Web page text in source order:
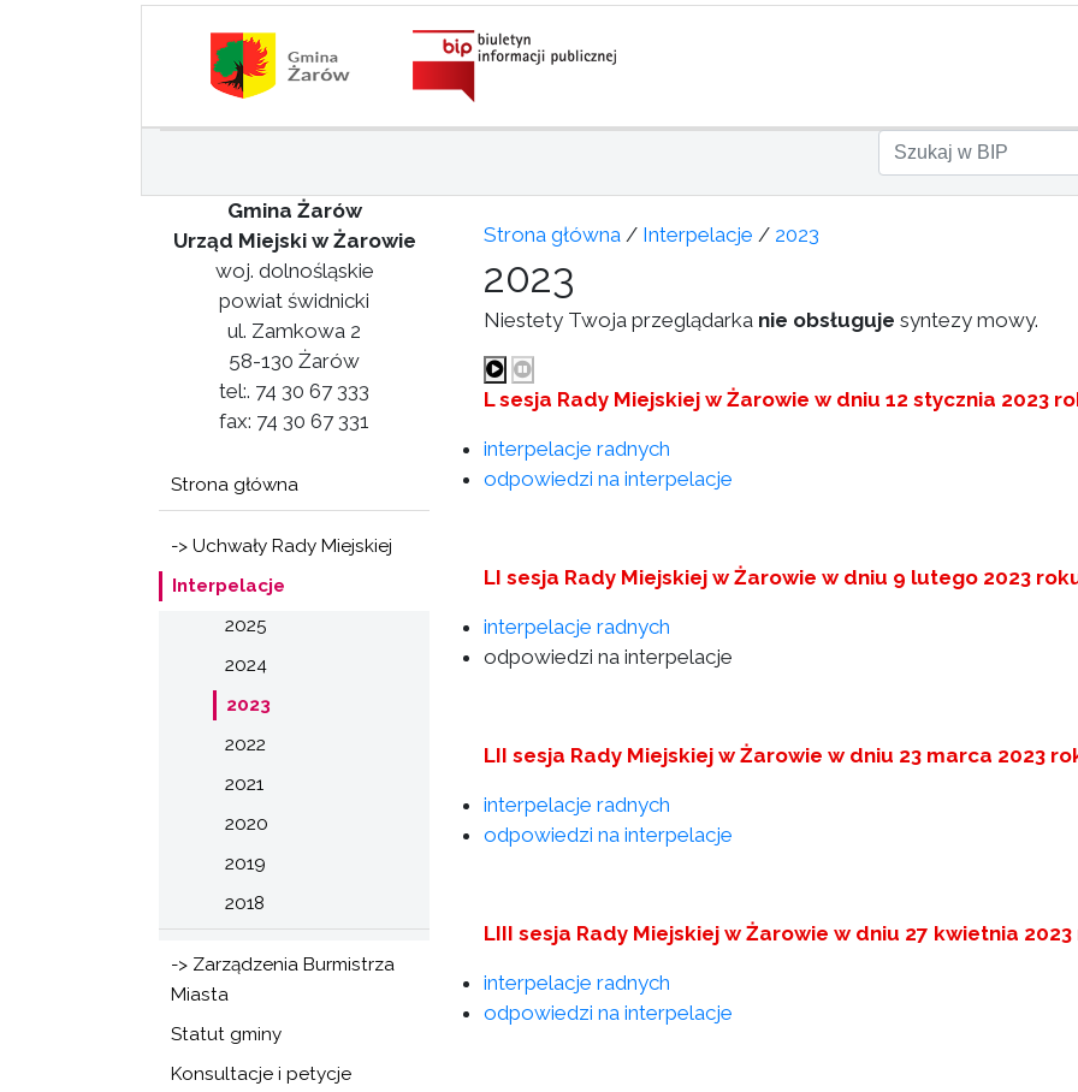
Gmina Żarów
Urząd Miejski w Żarowie
woj. dolnośląskie
powiat świdnicki
ul. Zamkowa 2
58-130 Żarów
tel:. 74 30 67 333
fax: 74 30 67 331
Strona główna
-> Uchwały Rady Miejskiej
Interpelacje
2025
2024
2023
2022
2021
2020
2019
2018
-> Zarządzenia Burmistrza
Miasta
Statut gminy
Konsultacje i petycje
Strona główna / Interpelacje / 2023
2023
Niestety Twoja przeglądarka nie obsługuje syntezy mowy.
L sesja Rady Miejskiej w Żarowie w dniu 12 stycznia 2023
interpelacje radnych
odpowiedzi na interpelacje
LI sesja Rady Miejskiej w Żarowie w dniu 9 lutego 2023
interpelacje radnych
odpowiedzi na interpelacje
LII sesja Rady Miejskiej w Żarowie w dniu 23 marca 2023
interpelacje radnych
odpowiedzi na interpelacje
LIII sesja Rady Miejskiej w Żarowie w dniu 27 kwietnia
interpelacje radnych
odpowiedzi na interpelacje